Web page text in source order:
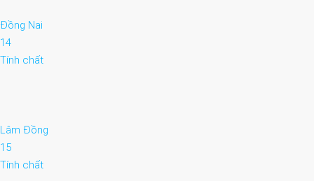
Đồng Nai
14
Tính chất
Lâm Đồng
15
Tính chất